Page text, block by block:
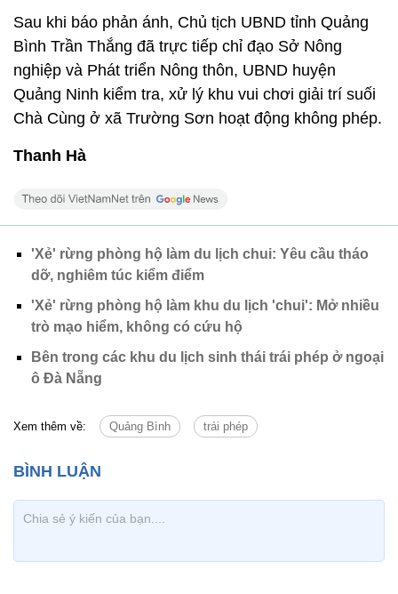
Sau khi báo phản ánh, Chủ tịch UBND tỉnh Quảng
Bình Trần Thắng đã trực tiếp chỉ đạo Sở Nông
nghiệp và Phát triển Nông thôn, UBND huyện
Quảng Ninh kiểm tra, xử lý khu vui chơi giải trí suối
Chà Cùng ở xã Trường Sơn hoạt động không phép.
Thanh Hà
'Xẻ' rừng phòng hộ làm du lịch chui: Yêu cầu tháo
dỡ, nghiêm túc kiểm điểm
'Xẻ' rừng phòng hộ làm khu du lịch 'chui': Mở nhiều
trò mạo hiểm, không có cứu hộ
Bên trong các khu du lịch sinh thái trái phép ở ngoại
ô Đà Nẵng
Xem thêm về: Quảng Bình trái phép